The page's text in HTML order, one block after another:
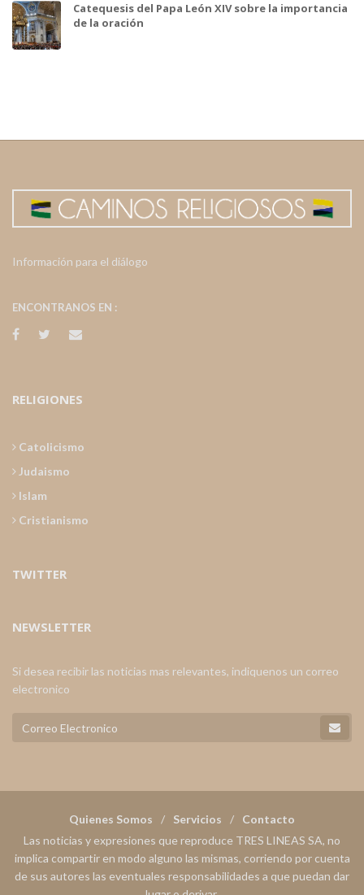
Catequesis del Papa León XIV sobre la importancia
de la oración
Información para el diálogo
ENCONTRANOS EN :
RELIGIONES
Catolicismo
Judaismo
Islam
Cristianismo
TWITTER
NEWSLETTER
Si desea recibir las noticias mas relevantes, indiquenos un correo
electronico
Quienes Somos Servicios
Contacto
Las noticias y expresiones que reproduce TRES LINEAS SA, no
implica compartir en modo alguno las mismas, corriendo por cuenta
de sus autores las eventuales responsabilidades a que puedan dar